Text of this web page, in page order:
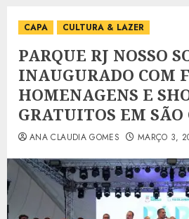
CAPA CULTURA & LAZER
PARQUE RJ NOSSO
INAUGURADO COM
HOMENAGENS E
GRATUITOS EM SÃO
ANA CLAUDIA GOMES MARÇO 3,